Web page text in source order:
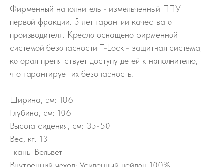
Фирменный наполнитель - измельченный ППУ
первой фракции. 5 лет гарантии качества от
производителя. Кресло оснащено фирменной
системой безопасности T-Lock - защитная система,
которая препятствует доступу детей к наполнителю,
что гарантирует их безопасность.
Ширина, см: 106
Глубина, см: 106
Высота сидения, см: 35-50
Вес, кг: 13
Ткань: Вельвет
Внутренний чехол: Усиленный нейлон 100%,